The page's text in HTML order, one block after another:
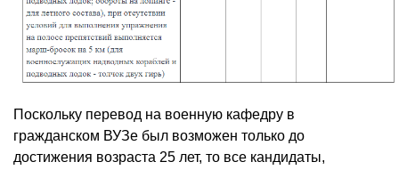
Поскольку перевод на военную кафедру в
гражданском ВУЗе был возможен только до
достижения возраста 25 лет, то все кандидаты,